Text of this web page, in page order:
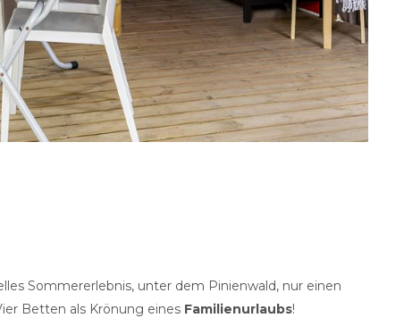
Sommererlebnis, unter dem Pinienwald, nur einen
Betten als Krönung eines Familienurlaubs!